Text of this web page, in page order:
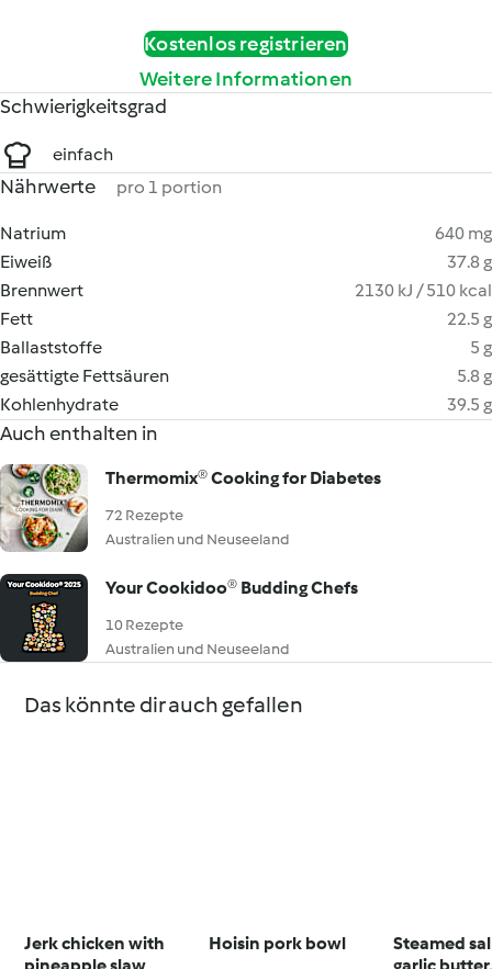
Kostenlos registrieren
Weitere Informationen
Schwierigkeitsgrad
einfach
Nährwerte pro 1 portion
Natrium
640 mg
Eiweiß
37.8 g
Brennwert
2130 kJ / 510 kcal
Fett
22.5 g
Ballaststoffe
5 g
gesättigte Fettsäuren
5.8 g
Kohlenhydrate
39.5 g
Auch enthalten in
Thermomix® Cooking for Diabetes
72 Rezepte
Australien und Neuseeland
Your Cookidoo® Budding Chefs
10 Rezepte
Australien und Neuseeland
Das könnte dir auch gefallen
Jerk chicken with
Hoisin pork bowl
Steamed